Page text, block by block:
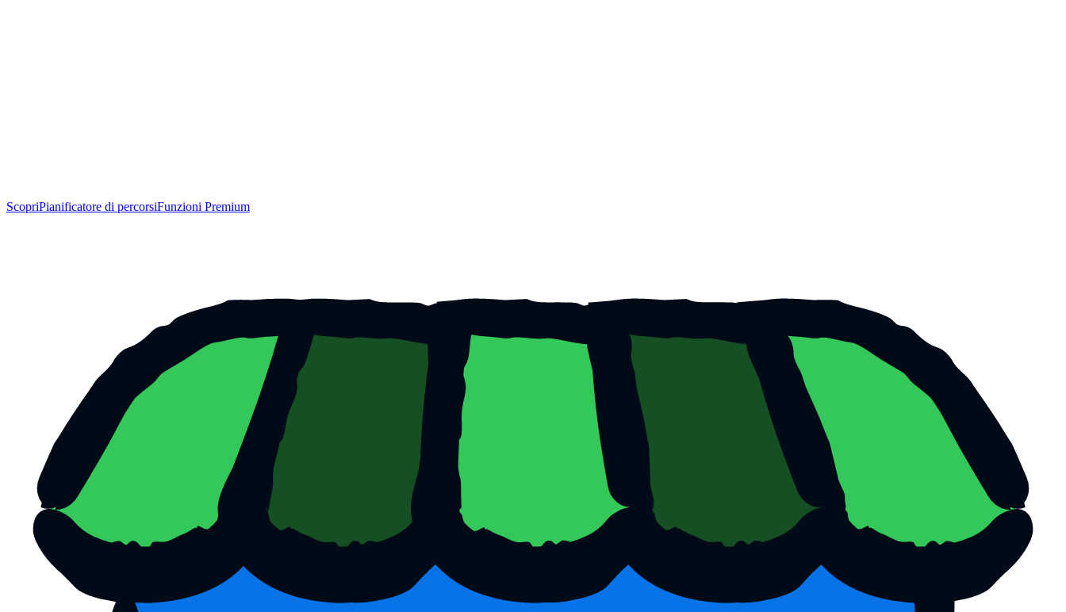
ScopriPianificatore di percorsiFunzioni Premium